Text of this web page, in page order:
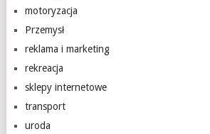
motoryzacja
Przemysł
reklama i marketing
rekreacja
sklepy internetowe
transport
uroda